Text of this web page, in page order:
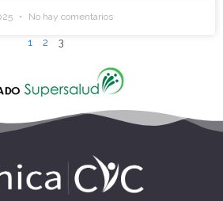
No hay comentarios
1 2 3